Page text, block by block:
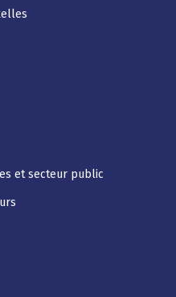
et secteur public